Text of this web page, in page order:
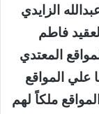
الزايدي
فاطم
المعتدي
علي المواقع
ملكاً لهم